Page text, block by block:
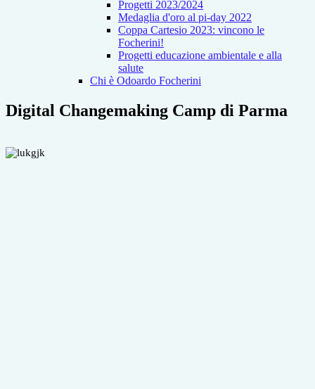
Progetti 2023/2024
Medaglia d'oro al pi-day 2022
Coppa Cartesio 2023: vincono le
Focherini!
Progetti educazione ambientale e alla
salute
Chi è Odoardo Focherini
Digital Changemaking Camp di Parma